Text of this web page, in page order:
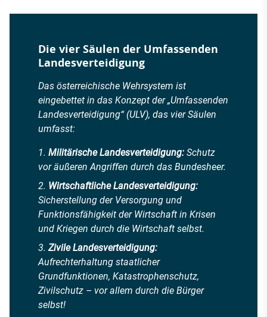
Die vier Säulen der Umfassenden
Landesverteidigung
Das österreichische Wehrsystem ist
eingebettet in das Konzept der „Umfassenden
Landesverteidigung“ (ULV), das vier Säulen
umfasst:
Militärische Landesverteidigung: Schutz
vor äußeren Angriffen durch das Bundesheer.
Wirtschaftliche Landesverteidigung:
Sicherstellung der Versorgung und
Funktionsfähigkeit der Wirtschaft in Krisen
und Kriegen durch die Wirtschaft selbst.
Zivile Landesverteidigung:
Aufrechterhaltung staatlicher
Grundfunktionen, Katastrophenschutz,
Zivilschutz – vor allem durch die Bürger
selbst!